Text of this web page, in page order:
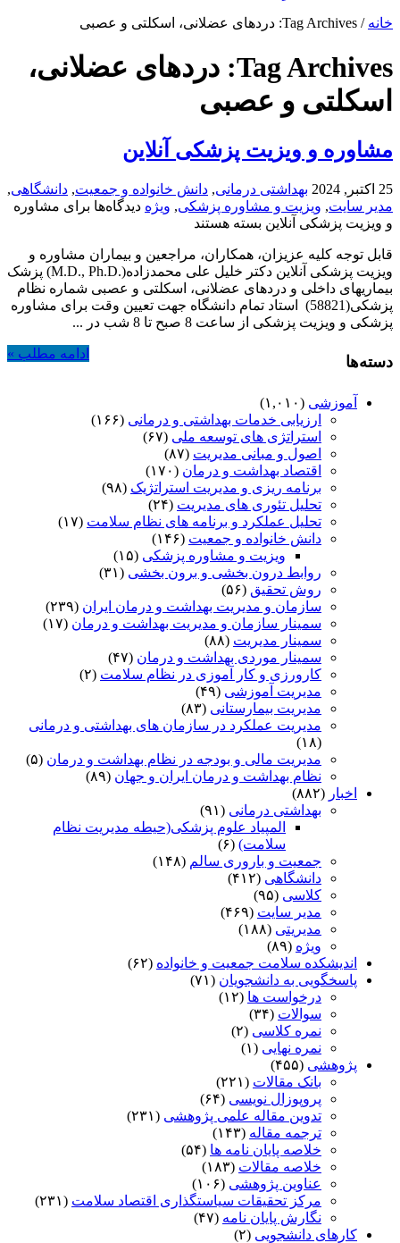
خانه / Tag Archives: دردهای عضلانی، اسکلتی و عصبی
Tag Archives: دردهای عضلانی،
اسکلتی و عصبی
مشاوره و ویزیت پزشکی آنلاین
25 اکتبر, 2024 بهداشتی درمانی, دانش خانواده و جمعیت, دانشگاهی,
مدیر سایت, ویزیت و مشاوره پزشکی, ویژه دیدگاه‌ها برای مشاوره
و ویزیت پزشکی آنلاین بسته هستند
قابل توجه کلیه عزیزان، همکاران، مراجعین و بیماران مشاوره و
ویزیت پزشکی آنلاین دکتر خلیل علی محمدزاده(.M.D., Ph.D) پزشک
بیماریهای داخلی و دردهای عضلانی، اسکلتی و عصبی شماره نظام
پزشکی(58821) استاد تمام دانشگاه جهت تعیین وقت برای مشاوره
پزشکی و ویزیت پزشکی از ساعت 8 صبح تا 8 شب در ...
ادامه مطلب » دسته‌ها
آموزشی (۱,۰۱۰)
ارزیابی خدمات بهداشتی و درمانی (۱۶۶)
استراتژی های توسعه ملی (۶۷)
اصول و مبانی مدیریت (۸۷)
اقتصاد بهداشت و درمان (۱۷۰)
برنامه ریزی و مدیریت استراتژیک (۹۸)
تحلیل تئوری های مدیریت (۲۴)
تحلیل عملکرد و برنامه های نظام سلامت (۱۷)
دانش خانواده و جمعیت (۱۴۶)
ویزیت و مشاوره پزشکی (۱۵)
روابط درون بخشی و برون بخشی (۳۱)
روش تحقیق (۵۶)
سازمان و مدیریت بهداشت و درمان ایران (۲۳۹)
سمینار سازمان و مدیریت بهداشت و درمان (۱۷)
سمینار مدیریت (۸۸)
سمینار موردی بهداشت و درمان (۴۷)
کارورزی و کار آموزی در نظام سلامت (۲)
مدیریت آموزشی (۴۹)
مدیریت بیمارستانی (۸۳)
مدیریت عملکرد در سازمان های بهداشتی و درمانی
(۱۸)
مدیریت مالی و بودجه در نظام بهداشت و درمان (۵)
نظام بهداشت و درمان ایران و جهان (۸۹)
اخبار (۸۸۲)
بهداشتی درمانی (۹۱)
المپیاد علوم پزشکی(حیطه مدیریت نظام
سلامت) (۶)
جمعیت و باروری سالم (۱۴۸)
دانشگاهی (۴۱۲)
کلاسی (۹۵)
مدیر سایت (۴۶۹)
مدیریتی (۱۸۸)
ویژه (۸۹)
اندیشکده سلامت جمعیت و خانواده (۶۲)
پاسخگویی به دانشجویان (۷۱)
درخواست ها (۱۲)
سوالات (۳۴)
نمره کلاسی (۲)
نمره نهایی (۱)
پژوهشی (۴۵۵)
بانک مقالات (۲۲۱)
پروپوزال نویسی (۶۴)
تدوین مقاله علمی پژوهشی (۲۳۱)
ترجمه مقاله (۱۴۳)
خلاصه پایان نامه ها (۵۴)
خلاصه مقالات (۱۸۳)
عناوین پژوهشی (۱۰۶)
مرکز تحقیقات سیاستگذاری اقتصاد سلامت (۲۳۱)
نگارش پایان نامه (۴۷)
کارهای دانشجویی (۲)